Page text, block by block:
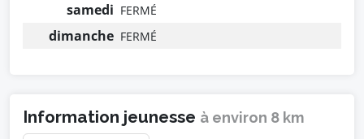
samedi FERMÉ
dimanche FERMÉ
Information jeunesse à environ 8 km